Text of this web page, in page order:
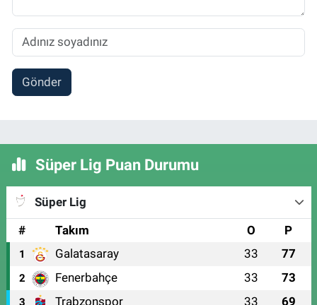
Gönder
Süper Lig Puan Durumu
Süper Lig
#
Takım O P
1 Galatasaray 33 77
2 Fenerbahçe 33 73
Trabzonspor 33 69